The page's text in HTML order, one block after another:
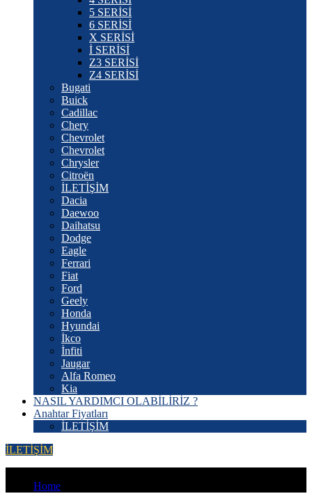
5 SERİSİ
6 SERİSİ
X SERİSİ
İ SERİSİ
Z3 SERİSİ
Z4 SERİSİ
Bugati
Buick
Cadillac
Chery
Chevrolet
Chevrolet
Chrysler
Citroën
İLETİŞİM
Dacia
Daewoo
Daihatsu
Dodge
Eagle
Ferrari
Fiat
Ford
Geely
Honda
Hyundai
İkco
İnfiti
Jaugar
Alfa Romeo
Kia
NASIL YARDIMCI OLABİLİRİZ ?
Anahtar Fiyatları
İLETİŞİM
İLETİŞİM
Home